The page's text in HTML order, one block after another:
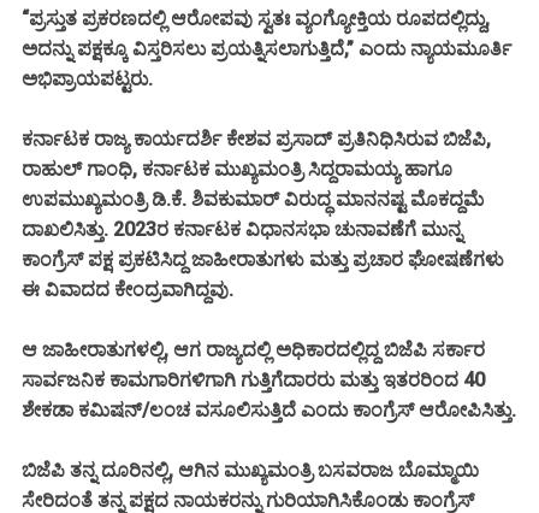
“ಪ್ರಸ್ತುತ ಪ್ರಕರಣದಲ್ಲಿ ಆರೋಪವು ಸ್ವತಃ ವ್ಯಂಗ್ಯೋಕ್ತಿಯ ರೂಪದಲ್ಲಿದ್ದು,
ಅದನ್ನು ಪಕ್ಷಕ್ಕೂ ವಿಸ್ತರಿಸಲು ಪ್ರಯತ್ನಿಸಲಾಗುತ್ತಿದೆ,” ಎಂದು ನ್ಯಾಯಮೂರ್ತಿ
ಅಭಿಪ್ರಾಯಪಟ್ಟರು.
ಕರ್ನಾಟಕ ರಾಜ್ಯ ಕಾರ್ಯದರ್ಶಿ ಕೇಶವ ಪ್ರಸಾದ್ ಪ್ರತಿನಿಧಿಸಿರುವ ಬಿಜೆಪಿ,
ರಾಹುಲ್ ಗಾಂಧಿ, ಕರ್ನಾಟಕ ಮುಖ್ಯಮಂತ್ರಿ ಸಿದ್ದರಾಮಯ್ಯ ಹಾಗೂ
ಉಪಮುಖ್ಯಮಂತ್ರಿ ಡಿ.ಕೆ. ಶಿವಕುಮಾರ್ ವಿರುದ್ಧ ಮಾನನಷ್ಟ ಮೊಕದ್ದಮೆ
ದಾಖಲಿಸಿತ್ತು. 2023ರ ಕರ್ನಾಟಕ ವಿಧಾನಸಭಾ ಚುನಾವಣೆಗೆ ಮುನ್ನ
ಕಾಂಗ್ರೆಸ್ ಪಕ್ಷ ಪ್ರಕಟಿಸಿದ್ದ ಜಾಹೀರಾತುಗಳು ಮತ್ತು ಪ್ರಚಾರ ಘೋಷಣೆಗಳು
ಈ ವಿವಾದದ ಕೇಂದ್ರವಾಗಿದ್ದವು.
ಆ ಜಾಹೀರಾತುಗಳಲ್ಲಿ, ಆಗ ರಾಜ್ಯದಲ್ಲಿ ಅಧಿಕಾರದಲ್ಲಿದ್ದ ಬಿಜೆಪಿ ಸರ್ಕಾರ
ಸಾರ್ವಜನಿಕ ಕಾಮಗಾರಿಗಳಿಗಾಗಿ ಗುತ್ತಿಗೆದಾರರು ಮತ್ತು ಇತರರಿಂದ 40
ಶೇಕಡಾ ಕಮಿಷನ್/ಲಂಚ ವಸೂಲಿಸುತ್ತಿದೆ ಎಂದು ಕಾಂಗ್ರೆಸ್ ಆರೋಪಿಸಿತ್ತು.
ಬಿಜೆಪಿ ತನ್ನ ದೂರಿನಲ್ಲಿ, ಆಗಿನ ಮುಖ್ಯಮಂತ್ರಿ ಬಸವರಾಜ ಬೊಮ್ಮಾಯಿ
ಸೇರಿದಂತೆ ತನ್ನ ಪಕ್ಷದ ನಾಯಕರನ್ನು ಗುರಿಯಾಗಿಸಿಕೊಂಡು ಕಾಂಗ್ರೆಸ್